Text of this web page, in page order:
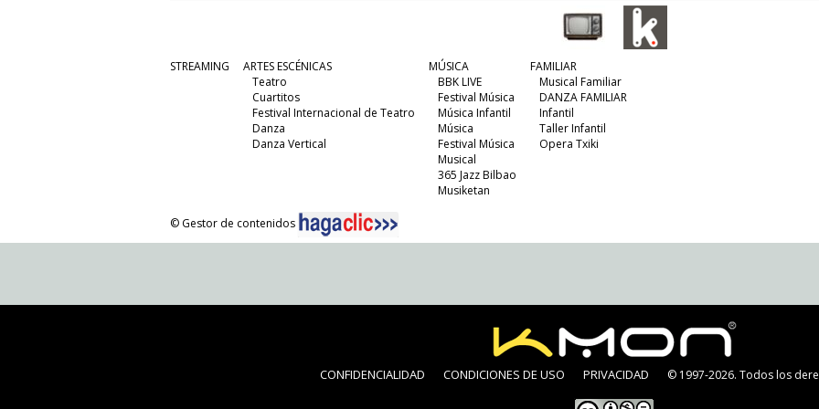
STREAMING
ARTES ESCÉNICAS
Teatro
Cuartitos
Festival Internacional de Teatro
Danza
Danza Vertical
MÚSICA
BBK LIVE
Festival Música
Música Infantil
Música
Festival Música
Musical
365 Jazz Bilbao
Musiketan
FAMILIAR
Musical Familiar
DANZA FAMILIAR
Infantil
Taller Infantil
Opera Txiki
© Gestor de contenidos
CONFIDENCIALIDAD CONDICIONES DE USO PRIVACIDAD © 1997-2026. Todos los